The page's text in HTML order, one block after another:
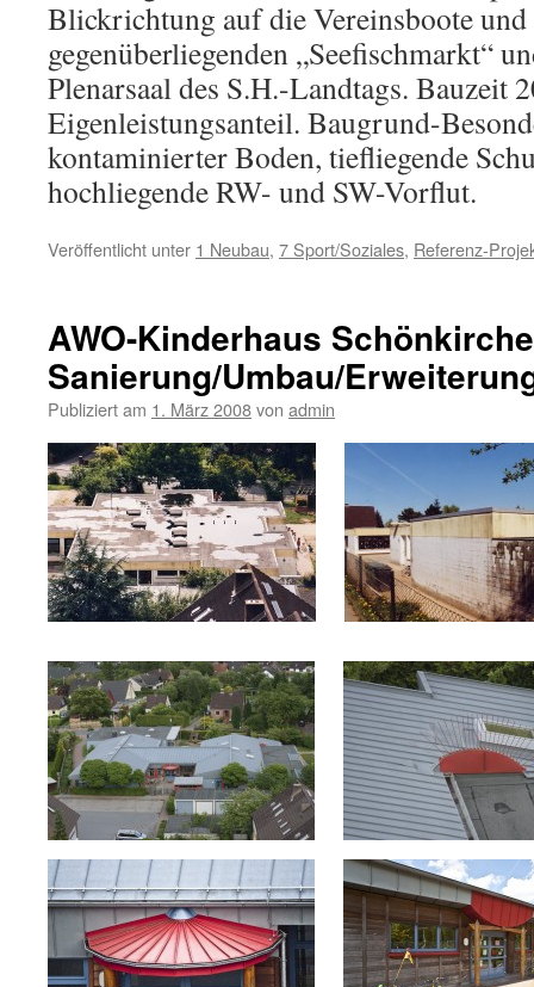
Blickrichtung auf die Vereinsboote und
gegenüberliegenden „Seefischmarkt“
Plenarsaal des S.H.-Landtags. Bauzeit
Eigenleistungsanteil. Baugrund-
kontaminierter Boden, tiefliegende
hochliegende RW- und SW-Vorflut.
Veröffentlicht unter 1 Neubau, 7 Sport/Soziales, Referenz-
AWO-Kinderhaus
Sanierung/Umbau/
Publiziert am 1. März 2008von admin